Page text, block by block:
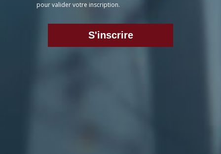
pour valider votre inscription.